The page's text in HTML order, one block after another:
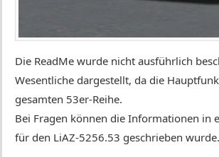
Die ReadMe wurde nicht ausführlich
Wesentliche dargestellt, da die
gesamten 53er-Reihe.
Bei Fragen können die Informationen in
für den LiAZ-5256.53 geschrieben wurde.